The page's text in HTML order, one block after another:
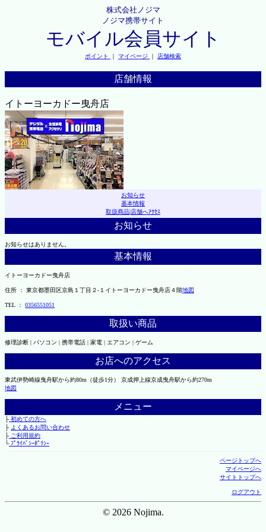
株式会社ノジマ
ノジマ携帯サイト
モバイル会員サイト
ポイント ｜ マイページ ｜ 店舗検索
店舗情報
イトーヨーカドー曳舟店
お知らせ
基本情報
取扱商品|店舗へｱｸｾｽ
お知らせ
お知らせはありません。
基本情報
イトーヨーカドー曳舟店
住所 ： 東京都墨田区京島１丁目２-１イトーヨーカドー曳舟店４階地図
TEL ： 0356551051
取扱い商品
修理診断 | パソコン | 携帯電話 | 家電 | エアコン | ゲーム
お店へのアクセス
東武伊勢崎線曳舟駅から約80m（徒歩1分） 京成押上線京成曳舟駅から約270m
地図
メニュー
├初めての方へ
├ よくあるお問い合わせ
├ご利用規約
└ﾌﾟﾗｲﾊﾞｼｰﾎﾟﾘｼｰ
ページトップへ
マイページへ
サイトトップへ
ログアウト
© 2026 Nojima.